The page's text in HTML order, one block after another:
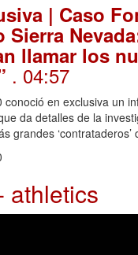
| Caso
Sierra
llamar los
. 04:57
conoció en exclusiva un
da detalles de la
grandes ‘contrataderos’
athletics